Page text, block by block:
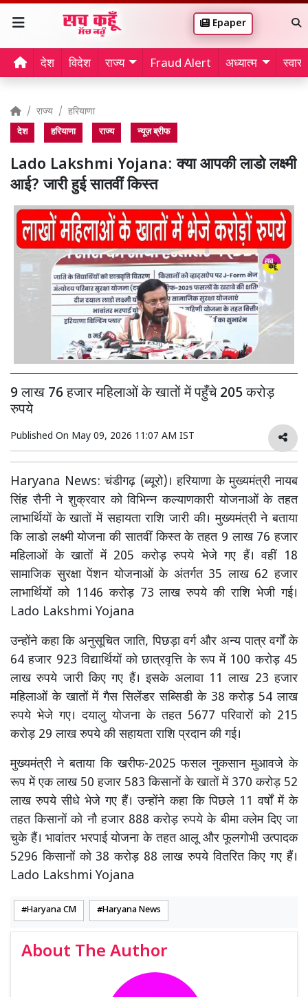
Epaper
देश विदेश राज्य Fraud Alert अध्यात्म
राज्य हरियाणा
देश हरियाणा राज्य न्यूज़ ब्रीफ
Lado Lakshmi Yojana: क्या आपकी लाडो लक्ष्मी
आई? जारी हुई सातवीं किस्त
9 लाख 76 हजार महिलाओं के खातों में पहुँचे 205 करोड़
रुपये
Published On May 09, 2026 11:07 AM IST
Haryana News: चंडीगढ़ (ब्यूरो)। हरियाणा के मुख्यमंत्री नायब
सिंह सैनी ने शुक्रवार को विभिन्न कल्याणकारी योजनाओं के तहत
लाभार्थियों के खातों में सहायता राशि जारी की। मुख्यमंत्री ने बताया
कि लाडो लक्ष्मी योजना की सातवीं किस्त के तहत 9 लाख 76 हजार
महिलाओं के खातों में 205 करोड़ रुपये भेजे गए हैं। वहीं 18
सामाजिक सुरक्षा पेंशन योजनाओं के अंतर्गत 35 लाख 62 हजार
लाभार्थियों को 1146 करोड़ 73 लाख रुपये की राशि भेजी गई।
Lado Lakshmi Yojana
उन्होंने कहा कि अनुसूचित जाति, पिछड़ा वर्ग और अन्य पात्र वर्गों के
64 हजार 923 विद्यार्थियों को छात्रवृत्ति के रूप में 100 करोड़ 45
लाख रुपये जारी किए गए हैं। इसके अलावा 11 लाख 23 हजार
महिलाओं के खातों में गैस सिलेंडर सब्सिडी के 38 करोड़ 54 लाख
रुपये भेजे गए। दयालु योजना के तहत 5677 परिवारों को 215
करोड़ 29 लाख रुपये की सहायता राशि प्रदान की गई।
मुख्यमंत्री ने बताया कि खरीफ-2025 फसल नुकसान मुआवजे के
रूप में एक लाख 50 हजार 583 किसानों के खातों में 370 करोड़ 52
लाख रुपये सीधे भेजे गए हैं। उन्होंने कहा कि पिछले 11 वर्षों में के
तहत किसानों को नौ हजार 888 करोड़ रुपये के बीमा क्लेम दिए जा
चुके हैं। भावांतर भरपाई योजना के तहत आलू और फूलगोभी उत्पादक
5296 किसानों को 38 करोड़ 88 लाख रुपये वितरित किए गए हैं।
Lado Lakshmi Yojana
Haryana CM Haryana News
About The Author